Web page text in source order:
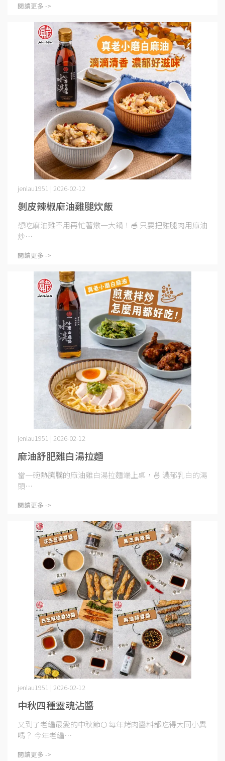
閱讀更多 ->
剝皮辣椒麻油雞腿炊飯
jenlau1951 | 2026-02-12
想吃麻油雞不用再忙著燉一大鍋！🥣 只要把雞腿肉用麻油
炒⋯
閱讀更多 ->
麻油舒肥雞白湯拉麵
jenlau1951 | 2026-02-12
當一碗熱騰騰的麻油雞白湯拉麵端上桌，🍜 濃郁乳白的湯
頭⋯
閱讀更多 ->
中秋四種靈魂沾醬
jenlau1951 | 2026-02-12
又到了老編最愛的中秋節🌕 每年烤肉醬料都吃得大同小異
嗎？ 今年老編⋯
閱讀更多 ->